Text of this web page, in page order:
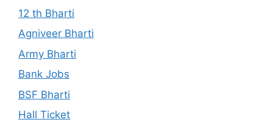
12 th Bharti
Agniveer Bharti
Army Bharti
Bank Jobs
BSF Bharti
Hall Ticket